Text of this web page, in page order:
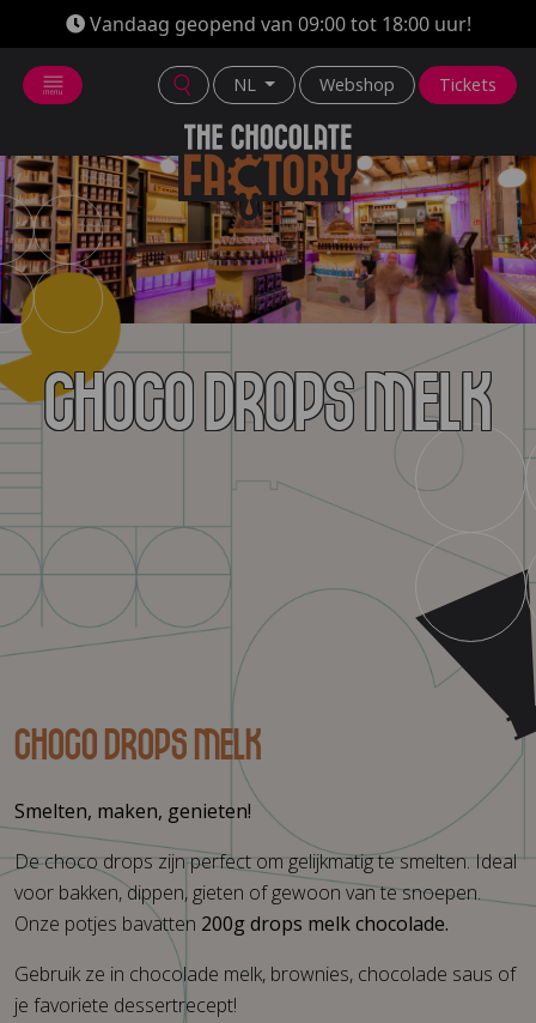
Vandaag geopend van 09:00 tot 18:00 uur!
NL Webshop Tickets
Choco drops Melk
Choco drops Melk
Smelten, maken, genieten!
De choco drops zijn perfect om gelijkmatig te smelten. Ideal
voor bakken, dippen, gieten of gewoon van te snoepen.
Onze potjes bavatten 200g drops melk chocolade.
Gebruik ze in chocolade melk, brownies, chocolade saus of
je favoriete dessertrecept!